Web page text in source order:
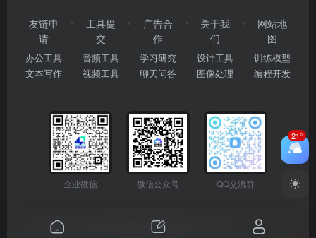
友链申
请
办公工具
文本写作
工具提
交
音频工具
视频工具
广告合
作
学习研究
聊天问答
关于我
们
设计工具
图像处理
网站地
图
训练模型
编程开发
企业微信 微信公众号 QQ交流群
Copyright © 2026 粤ICP备2024177666号
21°